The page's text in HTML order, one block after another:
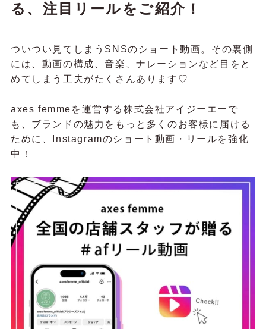
る、注目リールをご紹介！
ついつい見てしまうSNSのショート動画。その裏側
には、動画の構成、音楽、ナレーションなど目をと
めてしまう工夫がたくさんあります♡
axes femmeを運営する株式会社アイジーエーで
も、ブランドの魅力をもっと多くのお客様に届ける
ために、Instagramのショート動画・リールを強化
中！